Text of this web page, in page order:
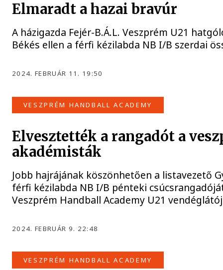
Elmaradt a hazai bravúr
A házigazda Fejér-B.Á.L. Veszprém U21
Békés ellen a férfi kézilabda NB I/B szerdai
2024. FEBRUÁR 11. 19:50
VESZPRÉM HANDBALL ACADEMY
Elvesztették a rangadót a
akadémisták
Jobb hajrájának köszönhetően a listavezető
férfi kézilabda NB I/B pénteki
Veszprém Handball Academy U21
2024. FEBRUÁR 9. 22:48
VESZPRÉM HANDBALL ACADEMY